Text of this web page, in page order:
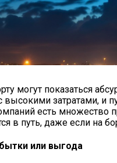
могут показаться
высокими затратами,
есть множество
в путь, даже если на
или выгода